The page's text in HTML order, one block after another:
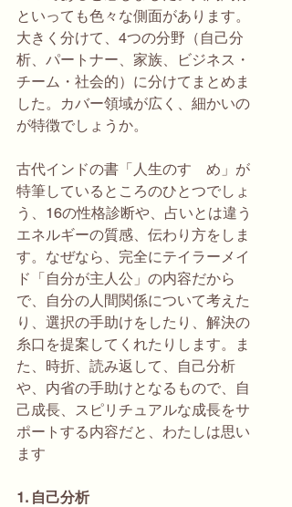
といっても色々な側面があります。
大きく分けて、4つの分野（自己分
析、パートナー、家族、ビジネス・
チーム・社会的）に分けてまとめま
した。カバー領域が広く、細かいの
が特徴でしょうか。
古代インドの書「人生のすゝめ」が
特筆しているところのひとつでしょ
う、16の性格診断や、占いとは違う
エネルギーの質感、伝わり方をしま
す。なぜなら、完全にテイラーメイ
ド「自分が主人公」の内容だから
で、自分の人間関係について考えた
り、選択の手助けをしたり、解決の
糸口を提案してくれたりします。ま
た、時折、読み返して、自己分析
や、内省の手助けとなるもので、自
己成長、スピリチュアルな成長をサ
ポートする内容だと、わたしは思い
ます
1. 自己分析